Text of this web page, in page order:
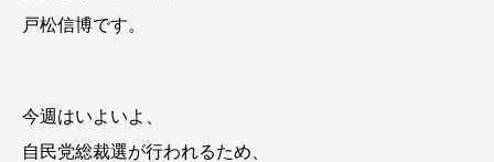
戸松信博です。
今週はいよいよ、
自民党総裁選が行われるため、